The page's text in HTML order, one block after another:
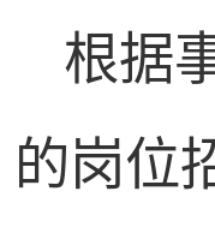
根据
的岗位